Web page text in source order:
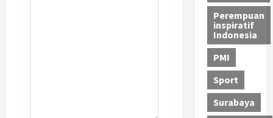
Perempuan
inspiratif
Indonesia
PMI
Sport
Surabaya